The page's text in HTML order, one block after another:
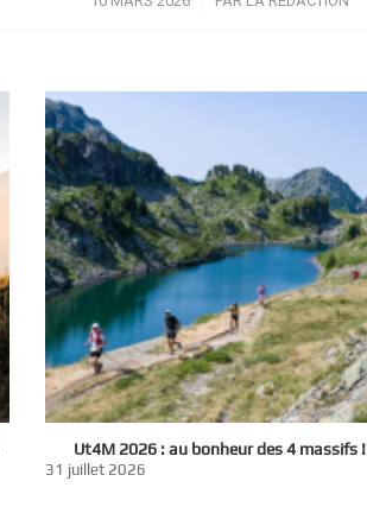
Ut4M 2026 : au bonheur des 4 massifs !
31 juillet 2026